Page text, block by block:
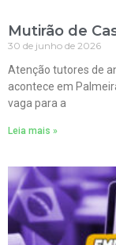
Mutirão de
30 de junho de 2026
Atenção tutores de
acontece em
vaga para a
Leia mais »